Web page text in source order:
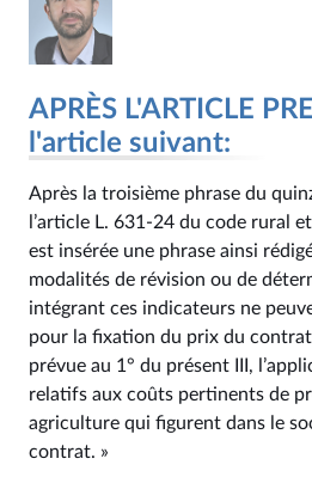
APRÈS L'ARTICLE
l'article suivant:
Après la troisième phrase du
l’article L. 631‑24 du code rural
est insérée une phrase ainsi
modalités de révision ou de
intégrant ces indicateurs ne
pour la fixation du prix du contrat
prévue au 1° du présent III,
relatifs aux coûts pertinents de
agriculture qui figurent dans le
contrat. »